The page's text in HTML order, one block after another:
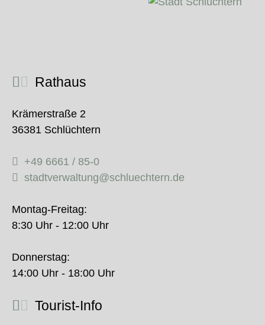
Rathaus
Krämerstraße 2
36381 Schlüchtern
+49 6661 / 85-0
stadtverwaltung@schluechtern.de
Montag-Freitag:
8:30 Uhr - 12:00 Uhr
Donnerstag:
14:00 Uhr - 18:00 Uhr
Tourist-Info